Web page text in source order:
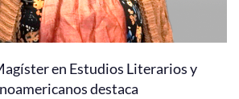
en Estudios Literarios y
destaca